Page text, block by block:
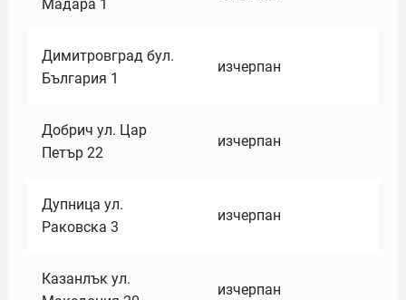
Мадара 1
Димитровград бул.
България 1
изчерпан
Добрич ул. Цар
Петър 22
изчерпан
Дупница ул.
Раковска 3
изчерпан
Казанлък ул.
изчерпан